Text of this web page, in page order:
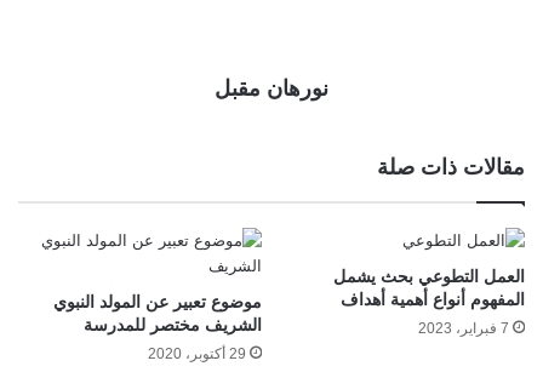
نورهان مقبل
مقالات ذات صلة
العمل التطوعي بحث يشمل
المفهوم أنواع أهمية أهداف
7 فبراير، 2023
موضوع تعبير عن المولد النبوي
الشريف مختصر للمدرسة
29 أكتوبر، 2020